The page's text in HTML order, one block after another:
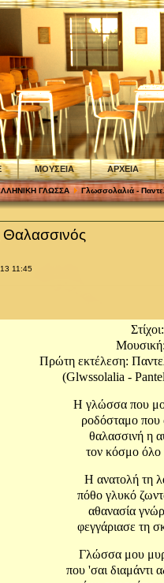
ΜΟΥΣΕΙΑ ΑΡΧΕΙΑ
ΓΛΩΣΣΑ Γλωσσολαλιά -
11:45
Πρώτη εκτέλεση:
(Glwssolalia -
Η γλώσσα που
ροδόσταμο που
θαλασσινή η
τον κόσμο
Η ανατολή τη
πόθο γλυκό
αθανασία
φεγγάριασε τη
Γλώσσα μου
που 'σαι διαμάντι